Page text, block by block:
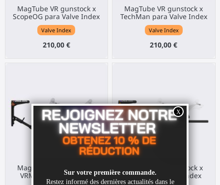
MagTube VR gunstock x
ScopeOG para Valve Index
Valve Index
210,00 €
MagTube VR gunstock x
TechMan para Valve Index
Valve Index
210,00 €
MagTube VR gunstock x
VRML 2025 para Valve
MagTube VR gunstock x
VRML para Valve Index